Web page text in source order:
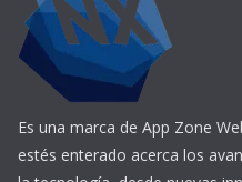
Es una marca de App Zone
estés enterado acerca los